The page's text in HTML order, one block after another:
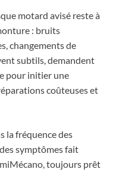
motard avisé reste à
: bruits
changements de
subtils, demandent
pour initier une
coûteuses et
la fréquence des
symptômes fait
toujours prêt